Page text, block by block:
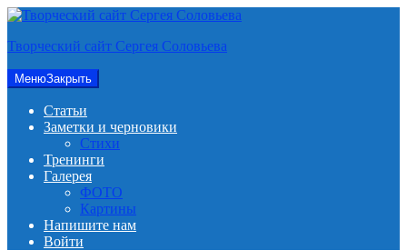
Перейти
содержимому
Творческий сайт Сергея Соловьева
МенюЗакрыть
Статьи
Заметки и черновики
Стихи
Тренинги
Галерея
ФОТО
Картины
Напишите нам
Войти